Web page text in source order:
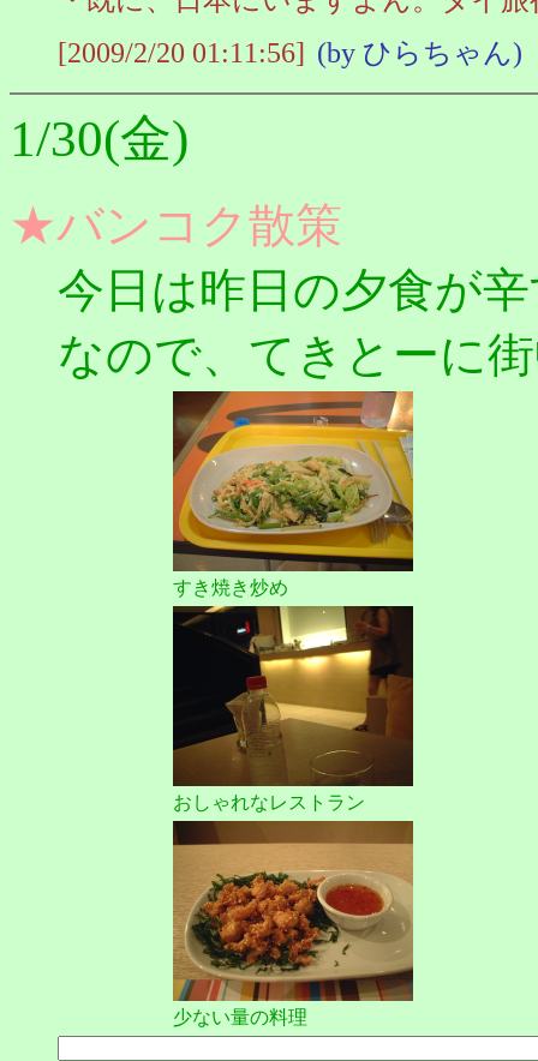
[2009/2/20 01:11:56] (by ひらちゃん)
1/30(金)
★バンコク散策
今日は昨日の夕食が
なので、てきとーに
すき焼き炒め
おしゃれなレストラン
少ない量の料理